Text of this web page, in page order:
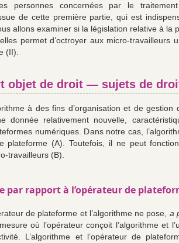
personnes concernées par le
de cette première partie, qui est
allons examiner si la législation relative à la
permet d’octroyer aux micro-travailleurs
(II).
objet de droit — sujets de
à des fins d’organisation et de gestion
donnée relativement nouvelle,
numériques. Dans notre cas,
plateforme (A). Toutefois, il ne peut
travailleurs (B).
par rapport à l’opérateur de
de plateforme et l’algorithme ne pose, a
où l’opérateur conçoit l’algorithme et
L’algorithme et l’opérateur de